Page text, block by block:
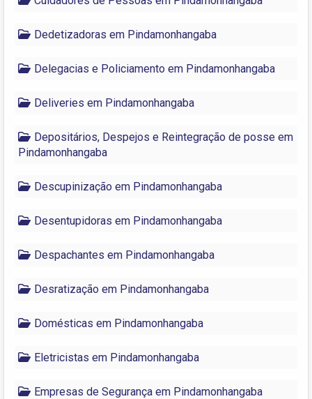
Dedetizadoras em Pindamonhangaba
Delegacias e Policiamento em Pindamonhangaba
Deliveries em Pindamonhangaba
Depositários, Despejos e Reintegração de posse em
Pindamonhangaba
Descupinização em Pindamonhangaba
Desentupidoras em Pindamonhangaba
Despachantes em Pindamonhangaba
Desratização em Pindamonhangaba
Domésticas em Pindamonhangaba
Eletricistas em Pindamonhangaba
Empresas de Segurança em Pindamonhangaba